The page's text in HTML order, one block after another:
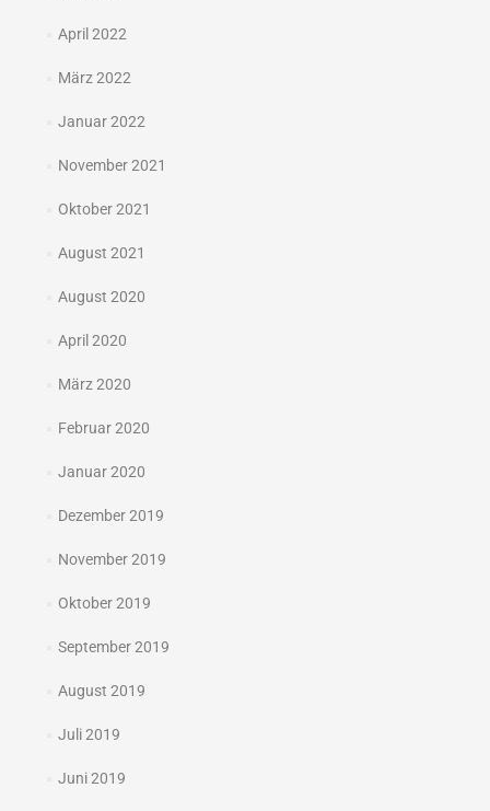
April 2022
März 2022
Januar 2022
November 2021
Oktober 2021
August 2021
August 2020
April 2020
März 2020
Februar 2020
Januar 2020
Dezember 2019
November 2019
Oktober 2019
September 2019
August 2019
Juli 2019
Juni 2019